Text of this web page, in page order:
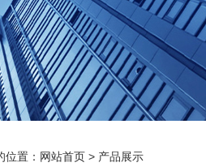
位置： 网站首页 > 产品展示